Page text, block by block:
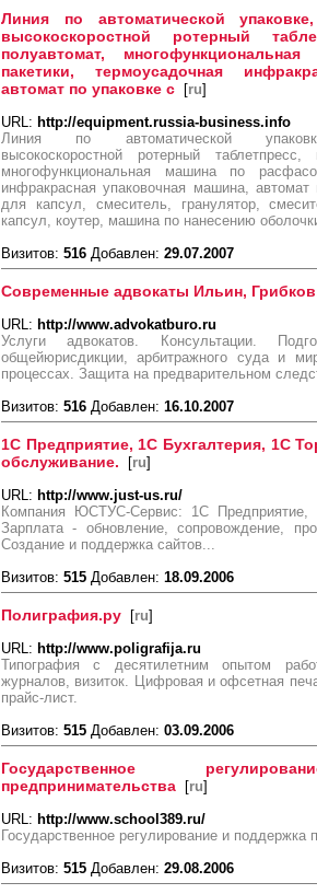
Линия по автоматической упаковке,
высокоскоростной ротерный
полуавтомат,
пакетики, термоусадочная
автомат по упаковке с [ru]
URL: http://equipment.russia-business.info
Линия по автоматической упаковке,
высокоскоростной ротерный таблетпресс,
многофункциональная машина по
инфракрасная упаковочная машина,
для капсул, смеситель, гранулятор,
капсул, коутер, машина по нанесению
Визитов: 516 Добавлен: 29.07.2007
Современные адвокаты Ильин,
URL: http://www.advokatburo.ru
Услуги адвокатов. Консультации.
общейюрисдикции, арбитражного суда и
процессах. Защита на предварительном
Визитов: 516 Добавлен: 16.10.2007
1С Предприятие, 1С Бухгалтерия, 1С
обслуживание. [ru]
URL: http://www.just-us.ru/
Компания ЮСТУС-Сервис: 1С
Зарплата - обновление, сопровождение,
Создание и поддержка сайтов...
Визитов: 515 Добавлен: 18.09.2006
Полиграфия.ру [ru]
URL: http://www.poligrafija.ru
Типография с десятилетним опытом
журналов, визиток. Цифровая и офсетная
прайс-лист.
Визитов: 515 Добавлен: 03.09.2006
Государственное
предпринимательства [ru]
URL: http://www.school389.ru/
Государственное регулирование и поддержка
Визитов: 515 Добавлен: 29.08.2006